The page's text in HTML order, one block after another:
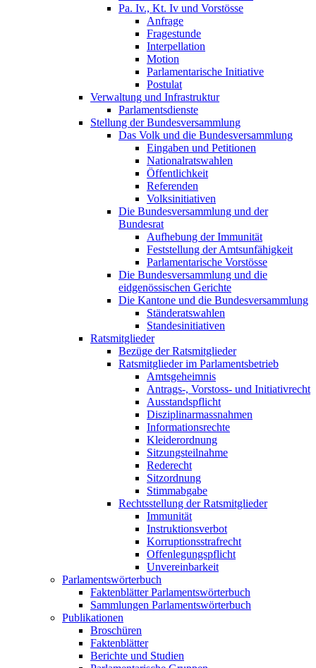
Pa. Iv., Kt. Iv und Vorstösse
Anfrage
Fragestunde
Interpellation
Motion
Parlamentarische Initiative
Postulat
Verwaltung und Infrastruktur
Parlamentsdienste
Stellung der Bundesversammlung
Das Volk und die Bundesversammlung
Eingaben und Petitionen
Nationalratswahlen
Öffentlichkeit
Referenden
Volksinitiativen
Die Bundesversammlung und der
Bundesrat
Aufhebung der Immunität
Feststellung der Amtsunfähigkeit
Parlamentarische Vorstösse
Die Bundesversammlung und die
eidgenössischen Gerichte
Die Kantone und die Bundesversammlung
Ständeratswahlen
Standesinitiativen
Ratsmitglieder
Bezüge der Ratsmitglieder
Ratsmitglieder im Parlamentsbetrieb
Amtsgeheimnis
Antrags-, Vorstoss- und Initiativrecht
Ausstandspflicht
Disziplinarmassnahmen
Informationsrechte
Kleiderordnung
Sitzungsteilnahme
Rederecht
Sitzordnung
Stimmabgabe
Rechtsstellung der Ratsmitglieder
Immunität
Instruktionsverbot
Korruptionsstrafrecht
Offenlegungspflicht
Unvereinbarkeit
Parlamentswörterbuch
Faktenblätter Parlamentswörterbuch
Sammlungen Parlamentswörterbuch
Publikationen
Broschüren
Faktenblätter
Berichte und Studien